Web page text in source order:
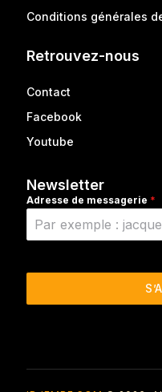
Conditions générales
Retrouvez-nous
Contact
Facebook
Youtube
Newsletter
Adresse de messagerie *